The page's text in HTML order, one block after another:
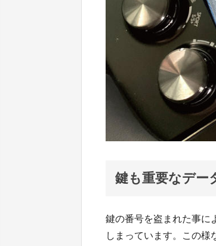
鍵も重要なデー
鍵の番号を盗まれた事に
しまっています。この様